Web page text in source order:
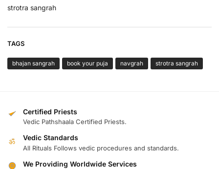
strotra sangrah
TAGS
bhajan sangrah book your puja navgrah strotra sangrah
Certified Priests
Vedic Pathshaala Certified Priests.
Vedic Standards
All Rituals Follows vedic procedures and standards.
ॐ
We Providing Worldwide Services